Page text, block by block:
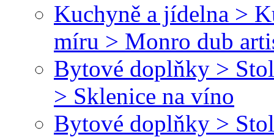
Kuchyně a jídelna >
míru > Monro dub
Bytové doplňky >
> Sklenice na víno
Bytové doplňky >